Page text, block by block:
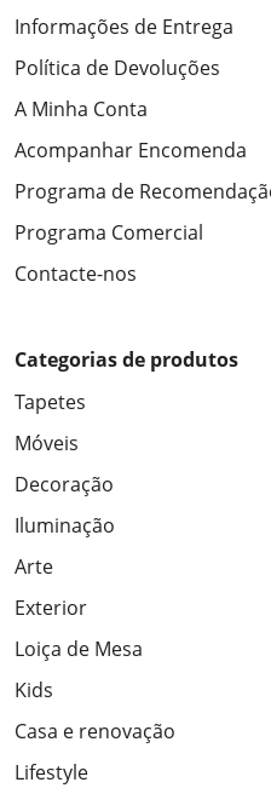
Informações de Entrega
Política de Devoluções
A Minha Conta
Acompanhar Encomenda
Programa de
Programa Comercial
Contacte-nos
Categorias de produtos
Tapetes
Móveis
Decoração
Iluminação
Arte
Exterior
Loiça de Mesa
Kids
Casa e renovação
Lifestyle